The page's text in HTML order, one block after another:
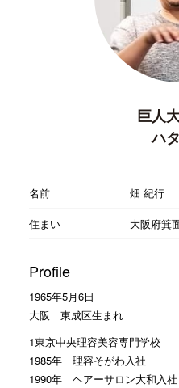
巨人
ハ
名前
畑 紀行
住まい
大阪府箕
Profile
1965年5月6日
大阪 東成区生まれ
1東京中央理容美容専門学校
1985年 理容そがわ入社
1990年 ヘアーサロン大和入社